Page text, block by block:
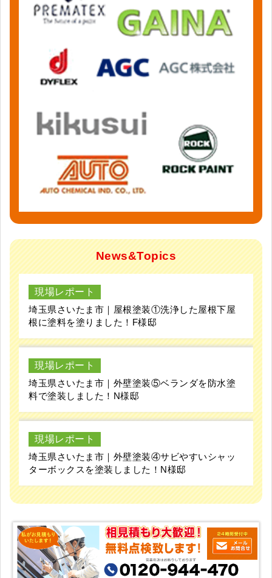
News&Topics
現場レポート
埼玉県さいたま市｜屋根塗装①洗浄した屋根下屋
根に塗料を塗りました！F様邸
現場レポート
埼玉県さいたま市｜外壁塗装⑤ベランダを防水塗
料で塗装しました！N様邸
現場レポート
埼玉県さいたま市｜外壁塗装④サビやすいシャッ
ターボックスを塗装しました！N様邸